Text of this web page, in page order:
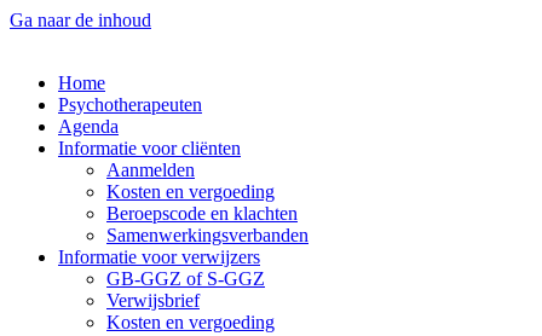
Ga naar de inhoud
Home
Psychotherapeuten
Agenda
Informatie voor cliënten
Aanmelden
Kosten en vergoeding
Beroepscode en klachten
Samenwerkingsverbanden
Informatie voor verwijzers
GB-GGZ of S-GGZ
Verwijsbrief
Kosten en vergoeding